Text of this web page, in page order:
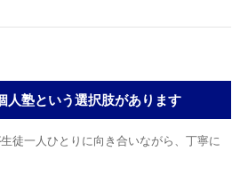
人塾という選択肢があります
徒一人ひとりに向き合いながら、丁寧に